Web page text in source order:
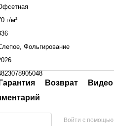
г/м²
Фольгирование
Гарантия Возврат
Видео
Войти с помощью